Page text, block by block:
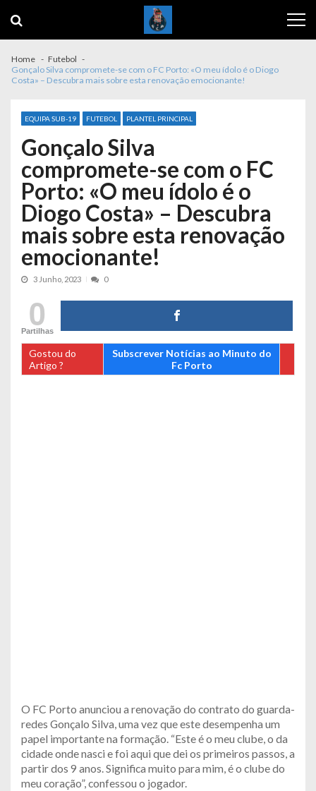
navigation
content
Home
Futebol
Gonçalo Silva compromete-se com o FC Porto: «O meu ídolo é o Diogo
Costa» – Descubra mais sobre esta renovação emocionante!
EQUIPA SUB-19 FUTEBOL PLANTEL PRINCIPAL
Gonçalo Silva
compromete-se com o FC
Porto: «O meu ídolo é o
Diogo Costa» – Descubra
mais sobre esta renovação
emocionante!
3 Junho, 2023 0
0
Partilhas
Gostou do
Artigo ?
Subscrever Notícias ao Minuto do
Fc Porto
O FC Porto anunciou a renovação do contrato do guarda-
redes Gonçalo Silva, uma vez que este desempenha um
papel importante na formação. “Este é o meu clube, o da
cidade onde nasci e foi aqui que dei os primeiros passos, a
partir dos 9 anos. Significa muito para mim, é o clube do
meu coração”, confessou o jogador.